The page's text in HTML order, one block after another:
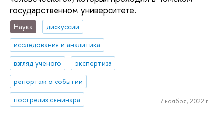
государственном университете.
Наука
дискуссии
исследования и аналитика
взгляд ученого
экспертиза
репортаж о событии
пострелиз семинара
7 ноября, 2022 г.